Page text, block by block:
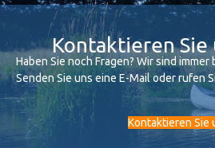
Kontaktieren Sie
Haben Sie noch Fragen? Wir sind
Senden Sie uns eine E-Mail oder rufen
Kontaktieren Sie